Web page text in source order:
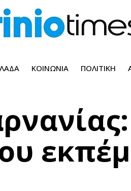
ΚΟΙΝΩΝΊΑ ΠΟΛΙΤΙΚΉ